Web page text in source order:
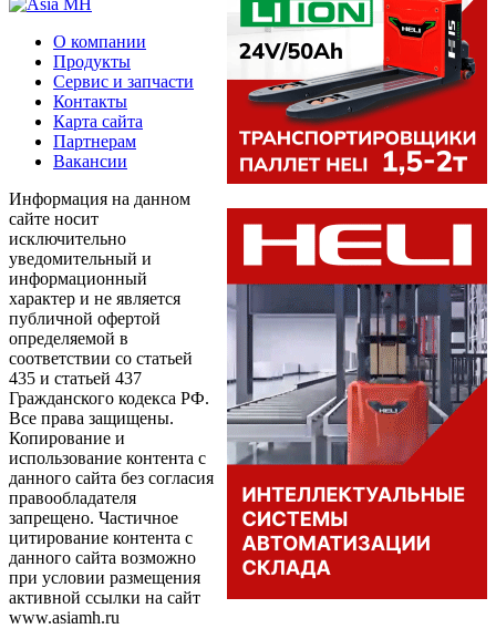
О компании
Продукты
Сервис и запчасти
Контакты
Карта сайта
Партнерам
Вакансии
Информация на данном
сайте носит
исключительно
уведомительный и
информационный
характер и не является
публичной офертой
определяемой в
соответствии со статьей
435 и статьей 437
Гражданского кодекса РФ.
Все права защищены.
Копирование и
использование контента с
данного сайта без согласия
правообладателя
запрещено. Частичное
цитирование контента с
данного сайта возможно
при условии размещения
активной ссылки на сайт
www.asiamh.ru